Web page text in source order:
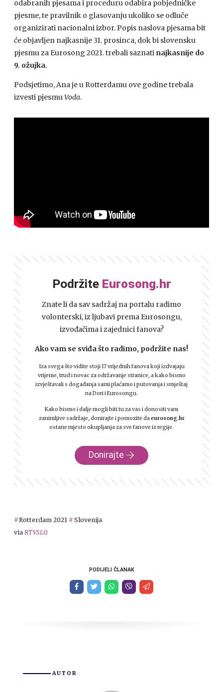
odabranih pjesama i proceduru odabira pobjedničke
pjesme, te pravilnik o glasovanju ukoliko se odluče
organizirati nacionalni izbor. Popis naslova pjesama bit
će objavljen najkasnije 31. prosinca, dok bi slovensku
pjesmu za Eurosong 2021. trebali saznati najkasnije do
9. ožujka.
Podsjetimo, Ana je u Rotterdamu ove godine trebala
izvesti pjesmuVoda.
Podržite Eurosong.hr
Znate li da sav sadržaj na portalu radimo
volonterski, iz ljubavi prema Eurosongu,
izvođačima i zajednici fanova?
Ako vam se sviđa što radimo, podržite nas!
Iza svega što vidite stoji 17 vrijednih fanova koji izdvajaju
vrijeme, trud i novac za održavanje stranice, a kako bismo
izvještavali s događanja sami plaćamo i putovanja i smještaj
na Dori i Eurosongu.
Kako bismo i dalje mogli biti tu za vas i donositi vam
zanimljive sadržaje, donirajte i pomozite da eurosong.hr
ostane mjesto okupljanja za sve fanove iz regije.
Donirajte
Rotterdam 2021
Slovenija
via RTVSLO
PODIJELI ČLANAK
AUTOR